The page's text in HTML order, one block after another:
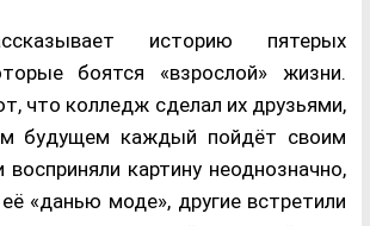
историю пятерых
боятся «взрослой» жизни.
что колледж сделал их друзьями,
будущем каждый пойдёт своим
восприняли картину неоднозначно,
«данью моде», другие встретили